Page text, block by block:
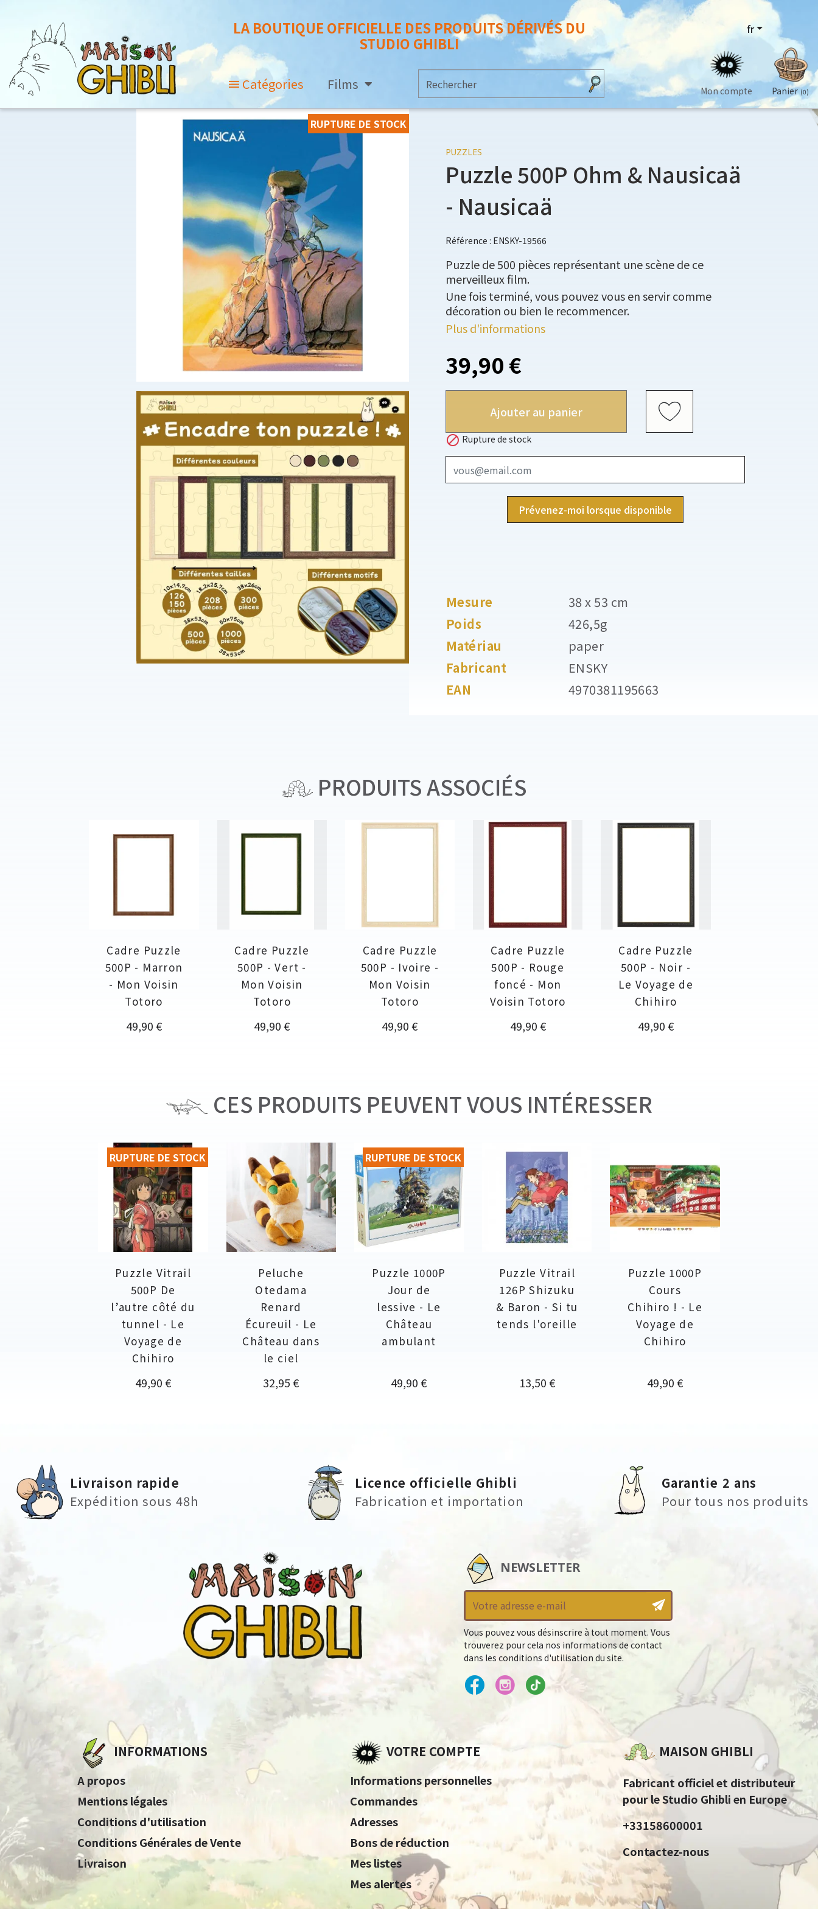
LA BOUTIQUE OFFICIELLE DES PRODUITS DÉRIVÉS DU
STUDIO GHIBLI
Catégories Films
fr
Mon compte Panier (0)
RUPTURE DE STOCK
PUZZLES
Puzzle 500P Ohm & Nausicaä
- Nausicaä
Référence : ENSKY-19566
Puzzle de 500 pièces représentant une scène de ce
merveilleux film.
Une fois terminé, vous pouvez vous en servir comme
décoration ou bien le recommencer.
Plus d'informations
39,90 €
Ajouter au panier
 Rupture de stock
Prévenez-moi lorsque disponible
Mesure
38 x 53 cm
Poids
426,5g
Matériau
paper
Fabricant
ENSKY
EAN
4970381195663
PRODUITS ASSOCIÉS
Cadre Puzzle
500P - Marron
- Mon Voisin
Totoro
Prix
49,90 €
Cadre Puzzle
500P - Vert -
Mon Voisin
Totoro
Prix
49,90 €
Cadre Puzzle
500P - Ivoire -
Mon Voisin
Totoro
Prix
49,90 €
Cadre Puzzle
500P - Rouge
foncé - Mon
Voisin Totoro
Prix
49,90 €
Cadre Puzzle
500P - Noir -
Le Voyage de
Chihiro
Prix
49,90 €
CES PRODUITS PEUVENT VOUS INTÉRESSER
Puzzle Vitrail
500P De
l’autre côté du
tunnel - Le
Voyage de
Chihiro
Prix
49,90 €
RUPTURE DE STOCK
Peluche
Otedama
Renard
Écureuil - Le
Château dans
le ciel
Prix
32,95 €
Puzzle 1000P
Jour de
lessive - Le
Château
ambulant
Prix
49,90 €
RUPTURE DE STOCK
Puzzle Vitrail
126P Shizuku
& Baron - Si tu
tends l'oreille
Prix
13,50 €
Puzzle 1000P
Cours
Chihiro ! - Le
Voyage de
Chihiro
Prix
49,90 €
Livraison rapide
Expédition sous 48h
Licence officielle Ghibli
Fabrication et importation
Garantie 2 ans
Pour tous nos produits
NEWSLETTER
Vous pouvez vous désinscrire à tout moment. Vous
trouverez pour cela nos informations de contact
dans les conditions d'utilisation du site.
INFORMATIONS
A propos
Mentions légales
Conditions d'utilisation
Conditions Générales de Vente
Livraison
VOTRE COMPTE
Informations personnelles
Commandes
Adresses
Bons de réduction
Mes listes
Mes alertes
MAISON GHIBLI
Fabricant officiel et distributeur
pour le Studio Ghibli en Europe
+33158600001
Contactez-nous